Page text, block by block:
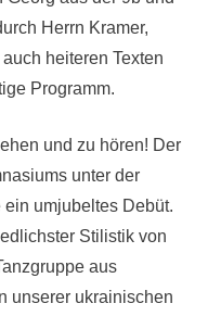
Herrn Kramer,
heiteren Texten
Programm.
und zu hören! Der
unter der
ein umjubeltes Debüt.
Stilistik von
aus
unserer ukrainischen